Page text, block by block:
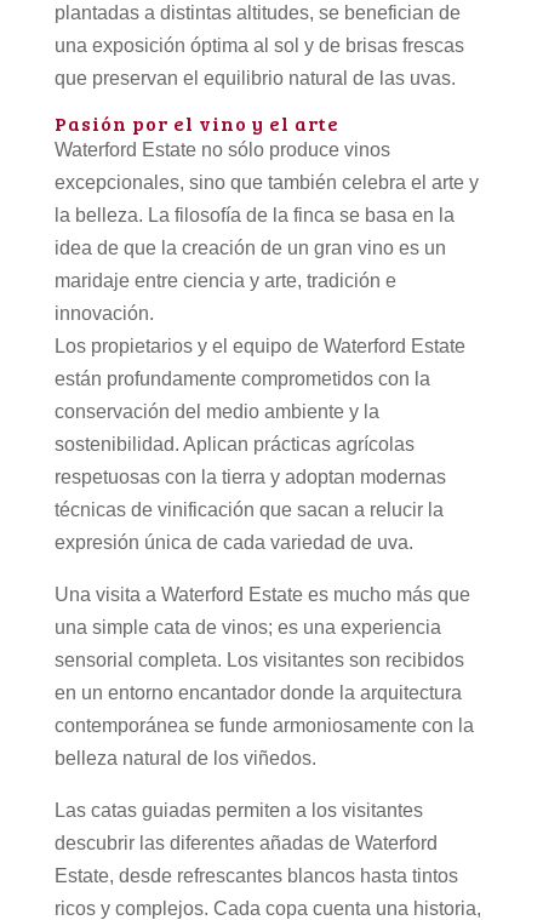
plantadas a distintas altitudes, se benefician de
una exposición óptima al sol y de brisas frescas
que preservan el equilibrio natural de las uvas.
Pasión por el vino y el arte
Waterford Estate no sólo produce vinos
excepcionales, sino que también celebra el arte y
la belleza. La filosofía de la finca se basa en la
idea de que la creación de un gran vino es un
maridaje entre ciencia y arte, tradición e
innovación.
Los propietarios y el equipo de Waterford Estate
están profundamente comprometidos con la
conservación del medio ambiente y la
sostenibilidad. Aplican prácticas agrícolas
respetuosas con la tierra y adoptan modernas
técnicas de vinificación que sacan a relucir la
expresión única de cada variedad de uva.
Una visita a Waterford Estate es mucho más que
una simple cata de vinos; es una experiencia
sensorial completa. Los visitantes son recibidos
en un entorno encantador donde la arquitectura
contemporánea se funde armoniosamente con la
belleza natural de los viñedos.
Las catas guiadas permiten a los visitantes
descubrir las diferentes añadas de Waterford
Estate, desde refrescantes blancos hasta tintos
ricos y complejos. Cada copa cuenta una historia,